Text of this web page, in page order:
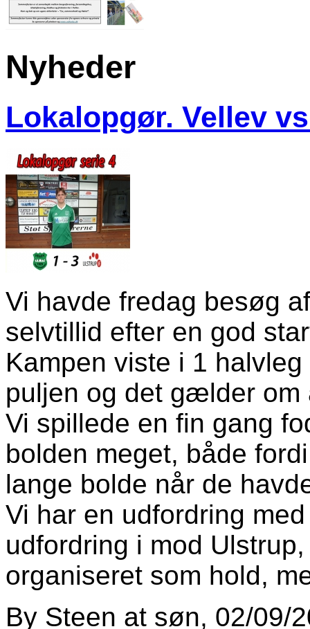
Nyheder
Lokalopgør. Vellev
Vi havde fredag besøg
selvtillid efter en god
Kampen viste i 1
puljen og det gælder
Vi spillede en fin gang
bolden meget, både
lange bolde når de
Vi har en udfordring
udfordring i mod
organiseret som hold,
By Steen at søn, 02/09/